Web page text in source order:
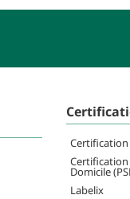
Certification
Domicile
Labelix